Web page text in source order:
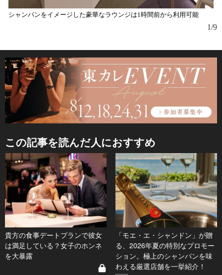
シャンパンをイメージした豪華なラウンジは1時間前から利用可能
1/9
この記事を読んだ人におすすめ
貴方の食事デートプランで彼女
は満足している？女子のホンネ
を大暴露
「モエ・エ・シャンドン」が贈
る、2026年夏の特別なプロモー
ション。極上のシャンパンを味
わえる厳選店舗を一挙紹介！